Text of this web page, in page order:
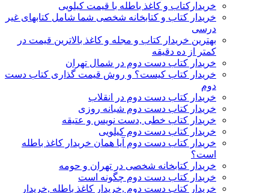
خریدارکتاب و کاغذ باطله با قیمت کیلویی
خریدار کتاب و کتابخانه شخصی شما شامل کتابهای غیر
درسی
بهترین خریدار کتاب و مجله و کاغذ بالاترین قیمت در
کمتر از ده دقیقه
خریدار کتاب دست دوم در شمال تهران
خریدار کتاب کیست؟ و روش قیمت گذاری کتاب دست
دوم
خریدار کتاب دست دوم در انقلاب
خریدار کتاب دست دوم شبانه روزی
خریدار کتاب خطی ,دست نویس و عتیقه
خریدار کتاب دست دوم کیلویی
خریدار کتاب دست دوم آیا همان خریدار کاغذ باطله
است؟
خریدار کتابخانه شخصی در تهران و حومه
خریدار کتاب دست دوم چگونه است
خریدار کتاب دست دوم ,خریدار کاغذ باطله ,خریدار